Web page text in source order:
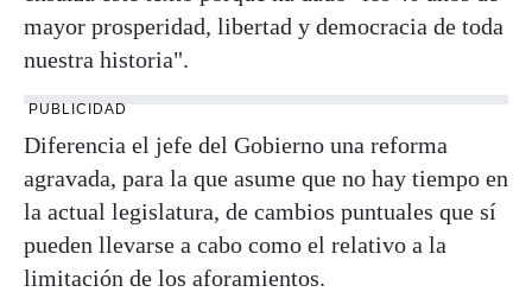
mayor prosperidad, libertad y democracia de toda
nuestra historia".
PUBLICIDAD
Diferencia el jefe del Gobierno una reforma
agravada, para la que asume que no hay tiempo en
la actual legislatura, de cambios puntuales que sí
pueden llevarse a cabo como el relativo a la
limitación de los aforamientos.